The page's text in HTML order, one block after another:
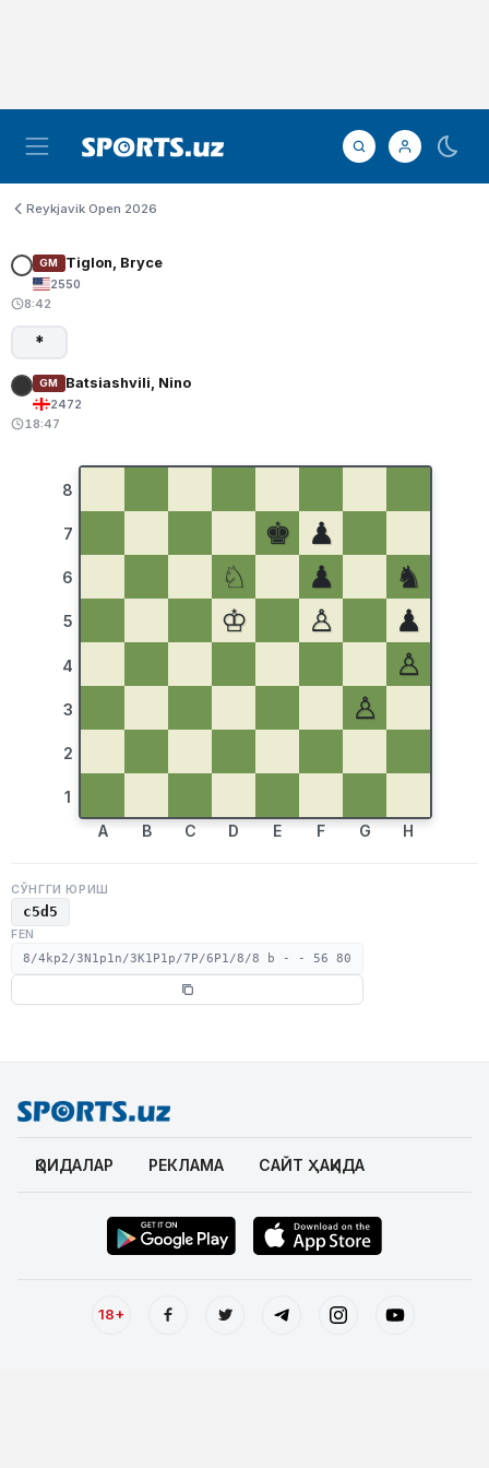
Reykjavik Open 2026
GM Tiglon, Bryce
2550
8:42
*
GM Batsiashvili, Nino
2472
18:47
8
7
6
5
4
3
2
1
♚
♟
♘
♟
♞
♔
♙
♟
♙
♙
A B C D E F G H
СЎНГГИ ЮРИШ
c5d5
FEN
8/4kp2/3N1p1n/3K1P1p/7P/6P1/8/8 b - - 56 80
ҚОИДАЛАР РЕКЛАМА САЙТ ҲАҚИДА
18+